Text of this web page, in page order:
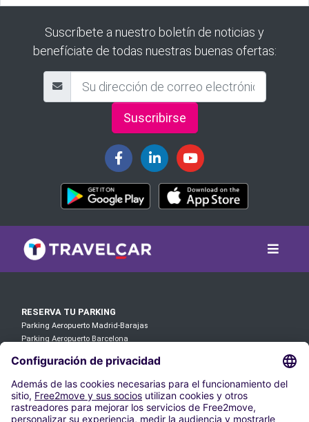
Suscríbete a nuestro boletín de noticias y
benefíciate de todas nuestras buenas ofertas:
Suscribirse
RESERVA TU PARKING
Parking Aeropuerto Madrid-Barajas
Parking Aeropuerto Barcelona
Parking Aeropuerto Malaga
Parking Aeropuerto Gran Canaria
Parking Aeropuerto Alicante
Parking Aeropuerto Tenerife Sur
Parking Aeropuerto Ibiza